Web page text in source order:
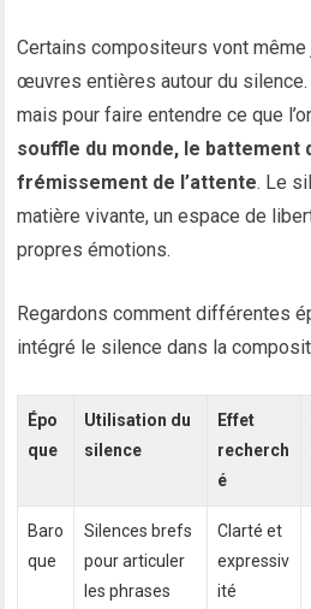
Certains compositeurs vont même
œuvres entières autour du silence.
mais pour faire entendre ce que
souffle du monde, le battement
frémissement de l’attente. Le
matière vivante, un espace de
propres émotions.
Regardons comment différentes
intégré le silence dans la
Épo
que
Utilisation du
silence
Effet
recherch
é
Baro
que
Silences brefs
pour articuler
les phrases
Clarté et
expressiv
ité